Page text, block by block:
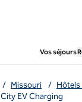
Vos séjours,
/ Missouri / Hôtels
EV Charging